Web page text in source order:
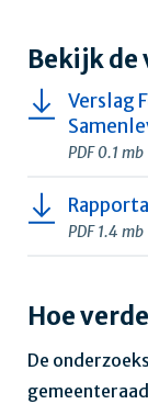
Bekijk de
Verslag
PDF 0.1 mb
PDF 1.4 mb
Hoe
De